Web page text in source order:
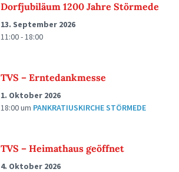
Dorfjubiläum 1200 Jahre Störmede
13. September 2026
11:00 - 18:00
TVS – Erntedankmesse
1. Oktober 2026
18:00um PANKRATIUSKIRCHE STÖRMEDE
TVS – Heimathaus geöffnet
4. Oktober 2026